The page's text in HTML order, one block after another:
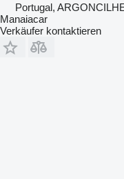
Portugal,
Manaiacar
Verkäufer kontaktieren